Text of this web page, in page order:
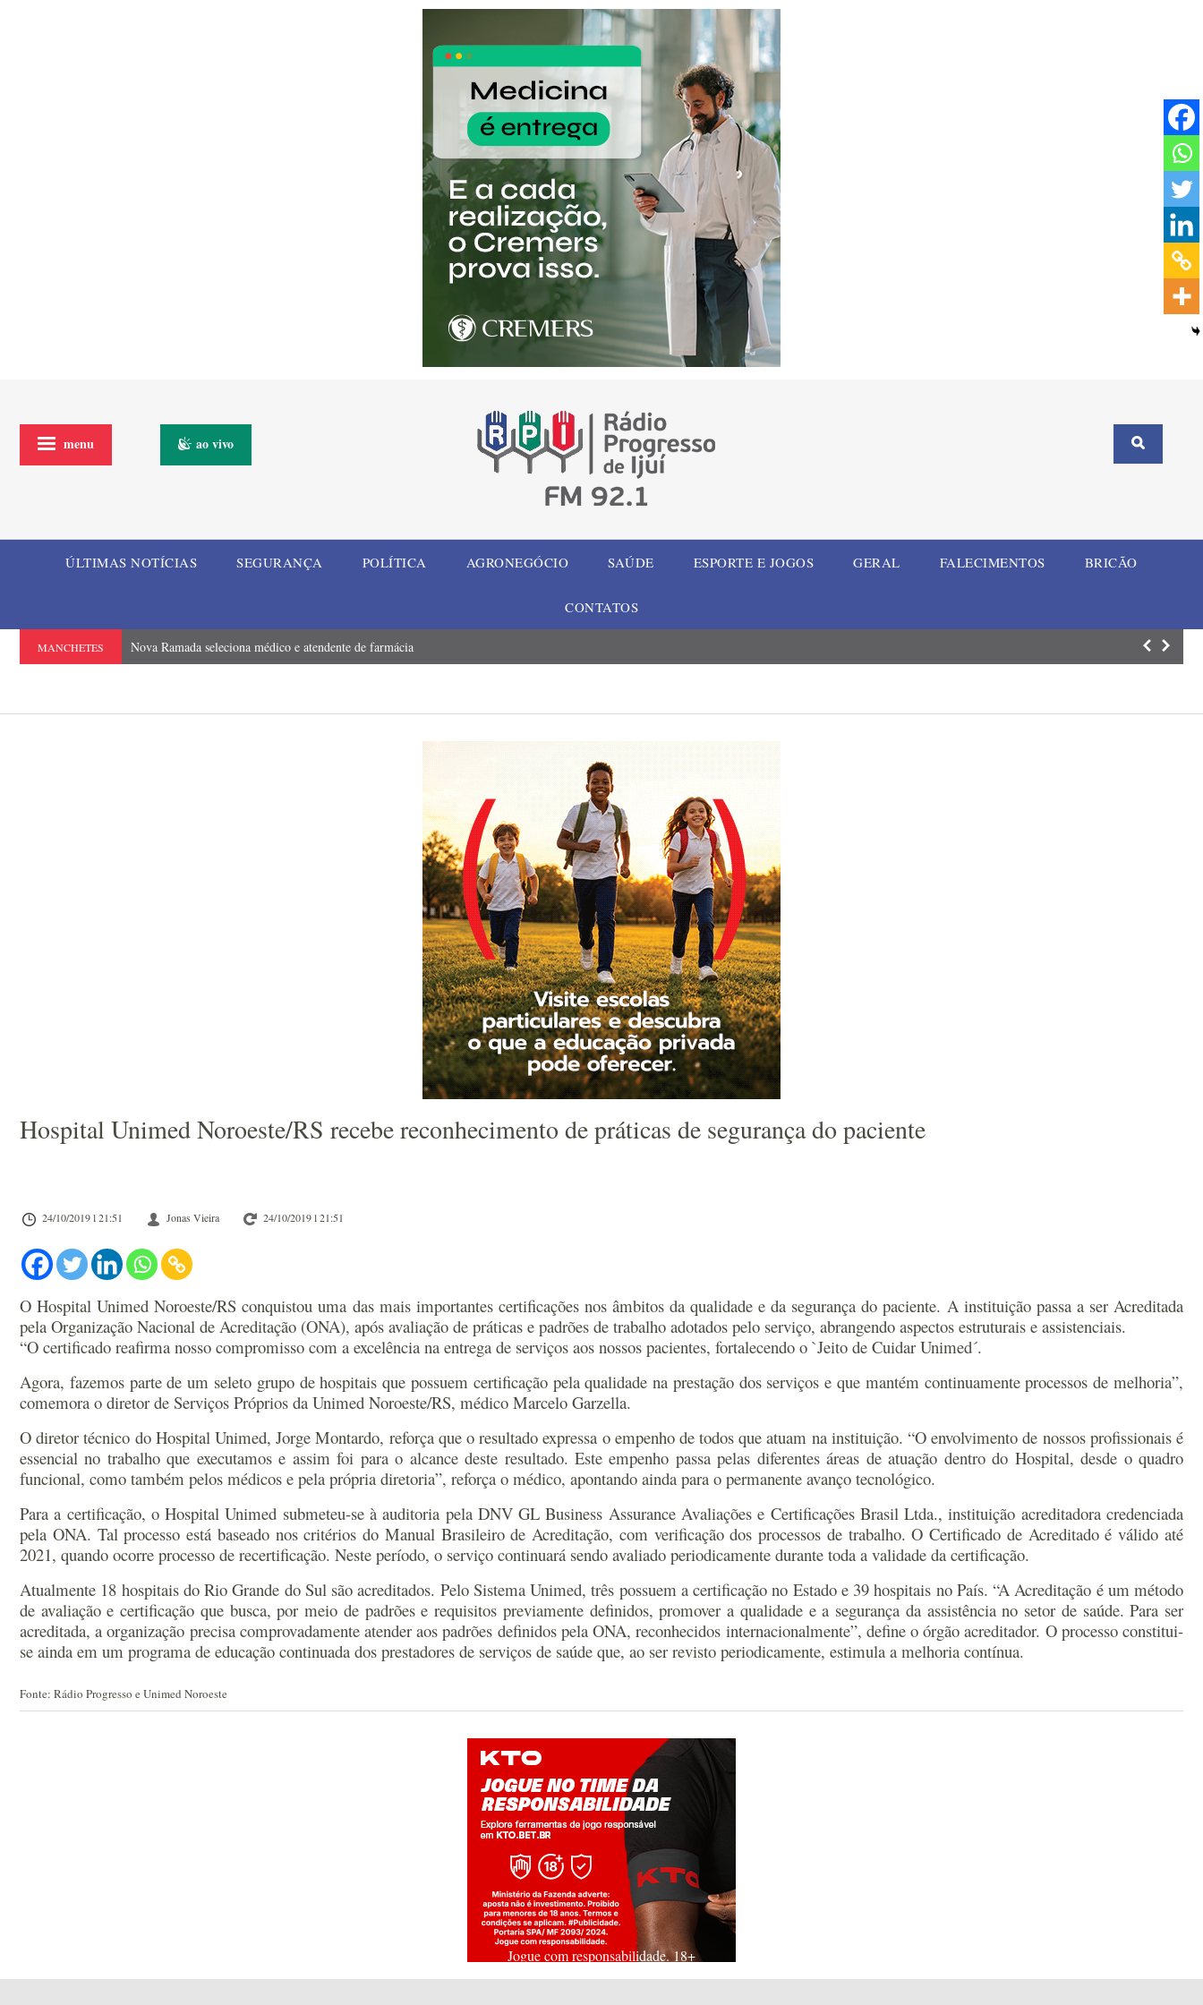
menu ao vivo
ÚLTIMAS NOTÍCIAS SEGURANÇA POLÍTICA AGRONEGÓCIO SAÚDE ESPORTE E JOGOS GERAL FALECIMENTOS BRICÃO
CONTATOS
MANCHETES Nova Ramada seleciona médico e atendente de farmácia Mulher e
Hospital Unimed Noroeste/RS recebe reconhecimento de práticas de segurança do paciente
24/10/2019 l 21:51 Jonas Vieira 24/10/2019 l 21:51
O Hospital Unimed Noroeste/RS conquistou uma das mais importantes certificações nos âmbitos da qualidade e da segurança do paciente. A instituição passa a ser Acreditada
pela Organização Nacional de Acreditação (ONA), após avaliação de práticas e padrões de trabalho adotados pelo serviço, abrangendo aspectos estruturais e assistenciais.
“O certificado reafirma nosso compromisso com a excelência na entrega de serviços aos nossos pacientes, fortalecendo o `Jeito de Cuidar Unimed´.
Agora, fazemos parte de um seleto grupo de hospitais que possuem certificação pela qualidade na prestação dos serviços e que mantém continuamente processos de melhoria”,
comemora o diretor de Serviços Próprios da Unimed Noroeste/RS, médico Marcelo Garzella.
O diretor técnico do Hospital Unimed, Jorge Montardo, reforça que o resultado expressa o empenho de todos que atuam na instituição. “O envolvimento de nossos profissionais é
essencial no trabalho que executamos e assim foi para o alcance deste resultado. Este empenho passa pelas diferentes áreas de atuação dentro do Hospital, desde o quadro
funcional, como também pelos médicos e pela própria diretoria”, reforça o médico, apontando ainda para o permanente avanço tecnológico.
Para a certificação, o Hospital Unimed submeteu-se à auditoria pela DNV GL Business Assurance Avaliações e Certificações Brasil Ltda., instituição acreditadora credenciada
pela ONA. Tal processo está baseado nos critérios do Manual Brasileiro de Acreditação, com verificação dos processos de trabalho. O Certificado de Acreditado é válido até
2021, quando ocorre processo de recertificação. Neste período, o serviço continuará sendo avaliado periodicamente durante toda a validade da certificação.
Atualmente 18 hospitais do Rio Grande do Sul são acreditados. Pelo Sistema Unimed, três possuem a certificação no Estado e 39 hospitais no País. “A Acreditação é um método
de avaliação e certificação que busca, por meio de padrões e requisitos previamente definidos, promover a qualidade e a segurança da assistência no setor de saúde. Para ser
acreditada, a organização precisa comprovadamente atender aos padrões definidos pela ONA, reconhecidos internacionalmente”, define o órgão acreditador. O processo constitui-
se ainda em um programa de educação continuada dos prestadores de serviços de saúde que, ao ser revisto periodicamente, estimula a melhoria contínua.
Fonte: Rádio Progresso e Unimed Noroeste
Jogue com responsabilidade. 18+